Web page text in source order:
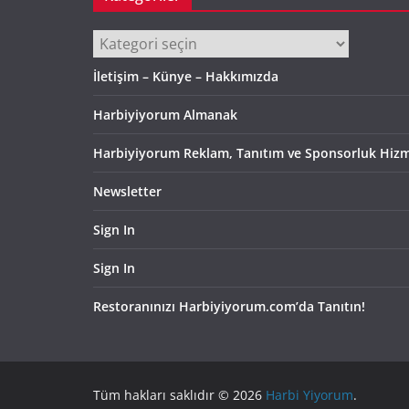
Kategoriler
İletişim – Künye – Hakkımızda
Harbiyiyorum Almanak
Harbiyiyorum Reklam, Tanıtım ve Sponsorluk
Newsletter
Sign In
Sign In
Restoranınızı Harbiyiyorum.com’da Tanıtın!
Tüm hakları saklıdır © 2026 Harbi Yiyorum.